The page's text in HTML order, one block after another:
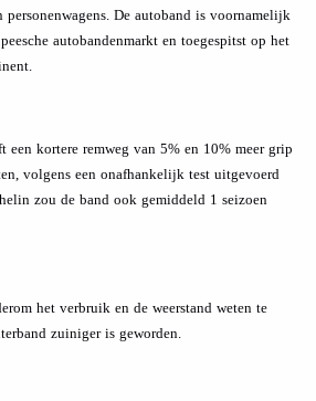
personenwagens. De autoband is voornamelijk
autobandenmarkt en toegespitst op het
kortere remweg van 5% en 10% meer grip
volgens een onafhankelijk test uitgevoerd
zou de band ook gemiddeld 1 seizoen
het verbruik en de weerstand weten te
zuiniger is geworden.